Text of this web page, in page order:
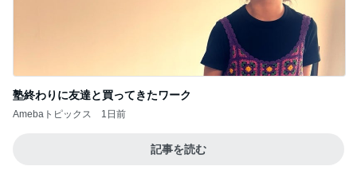
塾終わりに友達と買ってきたワーク
Amebaトピックス 1日前
記事を読む